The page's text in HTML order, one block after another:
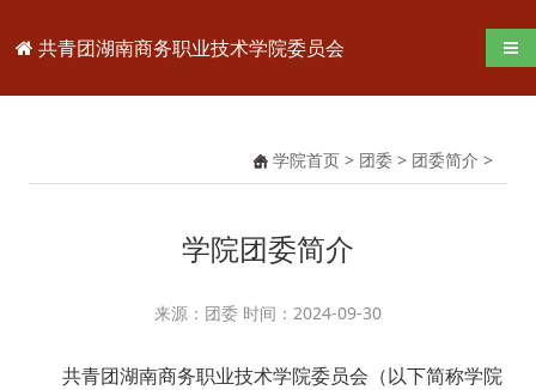
共青团湖南商务职业技术学院委员会 导
学院首页 > 团委 > 团委简介 >
学院团委简介
来源：团委 时间：2024-09-30
共青团湖南商务职业技术学院委员会（以下简称学院